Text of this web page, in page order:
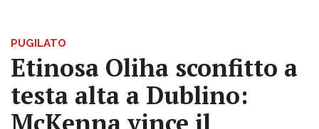
PUGILATO
Etinosa Oliha sconfitto a
testa alta a Dublino: